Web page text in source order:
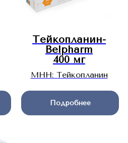
Тейкопланин-
Belpharm
400 мг
МНН: Тейкопланин
Подробнее